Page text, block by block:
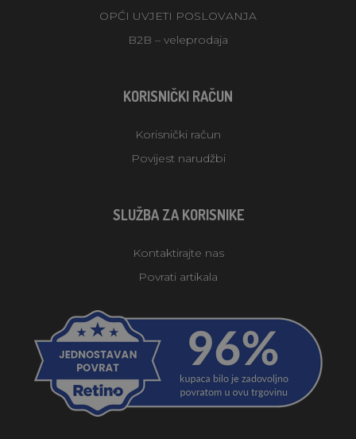
OPĆI UVJETI POSLOVANJA
B2B – veleprodaja
KORISNIČKI RAČUN
Korisnički račun
Povijest narudžbi
SLUŽBA ZA KORISNIKE
Kontaktirajte nas
Povrati artikala